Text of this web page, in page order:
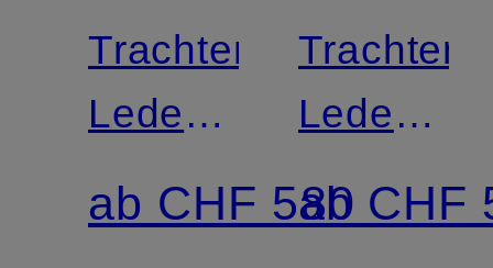
Trachten-
Lederhose
LUSTENAU
ab CHF 580
Trachten-
ab CHF